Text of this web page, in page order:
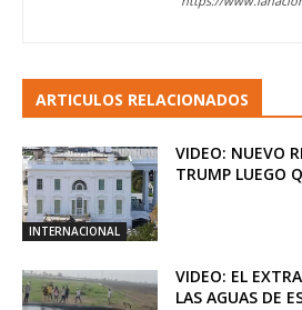
ARTICULOS RELACIONADOS
INTERNACIONAL
VIDEO: NUEVO
TRUMP LUEGO
VIDEO: EL
LAS AGUAS DE